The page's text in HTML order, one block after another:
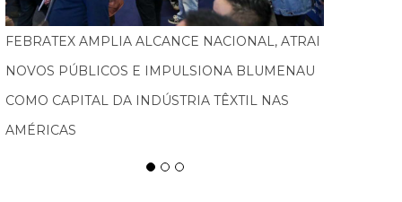
TURISMO PEDAGÓGICO GANHA FORÇA E
MOVIMENTA ECONOMIA EM SANTA CATARINA